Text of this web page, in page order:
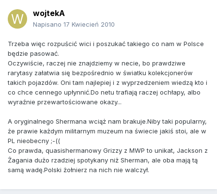
wojtekA
Napisano 17 Kwiecień 2010
Trzeba więc rozpuścić wici i poszukać takiego co nam w Polsce
będzie pasować.
Oczywiście, raczej nie znajdziemy w necie, bo prawdziwe
rarytasy załatwia się bezpośrednio w światku kolekcjonerów
takich pojazdów. Oni tam najlepiej i z wyprzedzeniem wiedzą kto i
co chce cennego upłynnić.Do netu trafiają raczej ochłapy, albo
wyraźnie przewartościowane okazy...
A oryginalnego Shermana wciąż nam brakuje.Niby taki popularny,
że prawie każdym militarnym muzeum na świecie jakiś stoi, ale w
PL nieobecny ;-((
Co prawda, quasishermanowy Grizzy z MWP to unikat, Jackson z
Żagania dużo rzadziej spotykany niż Sherman, ale oba mają tą
samą wadę.Polski żołnierz na nich nie walczył.